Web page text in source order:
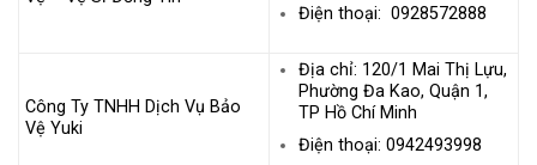
Điện thoại: 0928572888
Công Ty TNHH Dịch Vụ Bảo
Vệ Yuki
Địa chỉ: 120/1 Mai Thị Lựu,
Phường Đa Kao, Quận 1,
TP Hồ Chí Minh
Điện thoại: 0942493998